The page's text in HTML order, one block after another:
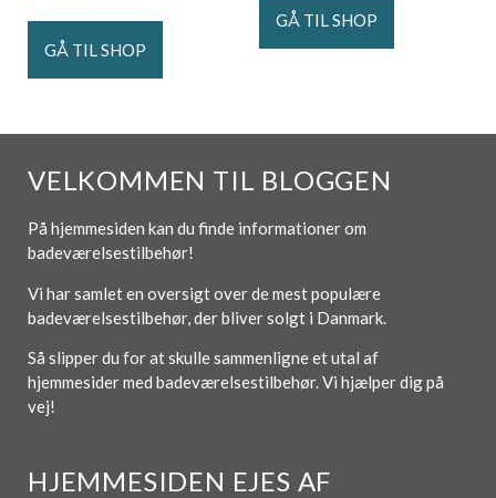
GÅ TIL SHOP
GÅ TIL SHOP
VELKOMMEN TIL BLOGGEN
På hjemmesiden kan du finde informationer om
badeværelsestilbehør!
Vi har samlet en oversigt over de mest populære
badeværelsestilbehør, der bliver solgt i Danmark.
Så slipper du for at skulle sammenligne et utal af
hjemmesider med badeværelsestilbehør. Vi hjælper dig på
vej!
HJEMMESIDEN EJES AF